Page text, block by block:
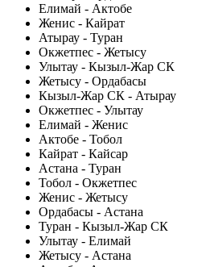
Елимай - Актобе
Женис - Кайрат
Атырау - Туран
Окжетпес - Жетысу
Улытау - Кызыл-Жар СК
Жетысу - Ордабасы
Кызыл-Жар СК - Атырау
Окжетпес - Улытау
Елимай - Женис
Актобе - Тобол
Кайрат - Кайсар
Астана - Туран
Тобол - Окжетпес
Женис - Жетысу
Ордабасы - Астана
Туран - Кызыл-Жар СК
Улытау - Елимай
Жетысу - Астана